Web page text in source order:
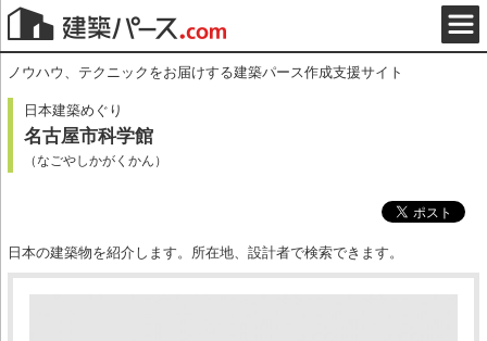
ノウハウ、テクニックをお届けする建築パース作成支援サイト
日本建築めぐり
名古屋市科学館
（なごやしかがくかん）
日本の建築物を紹介します。所在地、設計者で検索できます。